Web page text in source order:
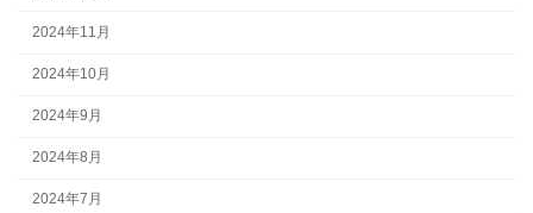
2024年11月
2024年10月
2024年9月
2024年8月
2024年7月